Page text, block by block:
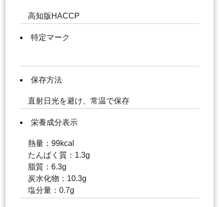
高知版HACCP
特定マーク
保存方法
直射日光を避け、常温で保存
栄養成分表示
熱量：99kcal
たんぱく質：1.3g
脂質：6.3g
炭水化物：10.3g
塩分量：0.7g